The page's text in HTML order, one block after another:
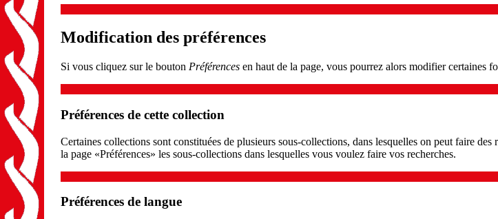
Modification des préférences
Si vous cliquez sur le bouton Préférences en haut de la page, vous pourrez alors modifier certaines
Préférences de cette collection
Certaines collections sont constituées de plusieurs sous-collections, dans lesquelles on peut faire
la page «Préférences» les sous-collections dans lesquelles vous voulez faire vos recherches.
Préférences de langue